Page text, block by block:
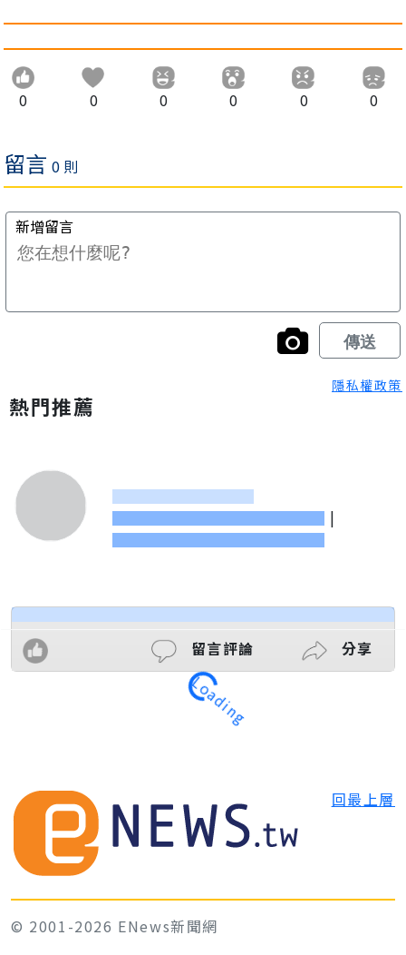
0 0 0 0 0 0
隱私權政策
熱門推薦
|
留言評論 分享
Loading
回最上層
© 2001-2026 ENews新聞網